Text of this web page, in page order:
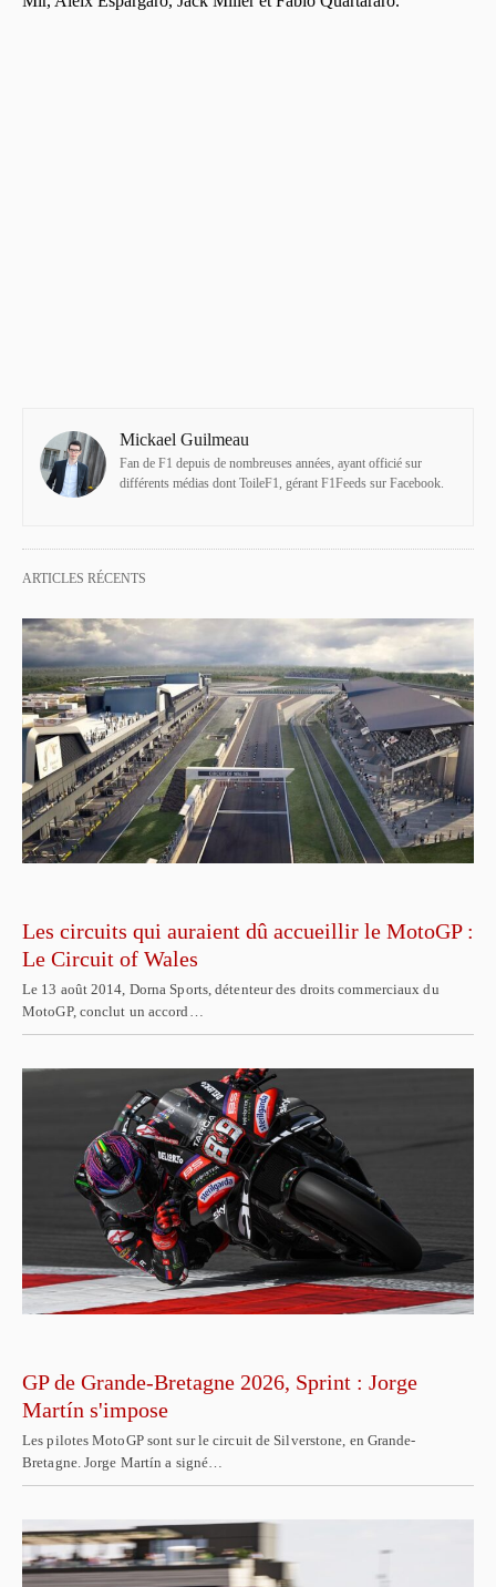
Mickael Guilmeau
Fan de F1 depuis de nombreuses années, ayant officié sur
différents médias dont ToileF1, gérant F1Feeds sur Facebook.
ARTICLES RÉCENTS
Les circuits qui auraient dû accueillir le MotoGP :
Le Circuit of Wales
Le 13 août 2014, Dorna Sports, détenteur des droits commerciaux du
MotoGP, conclut un accord…
GP de Grande-Bretagne 2026, Sprint : Jorge
Martín s'impose
Les pilotes MotoGP sont sur le circuit de Silverstone, en Grande-
Bretagne. Jorge Martín a signé…